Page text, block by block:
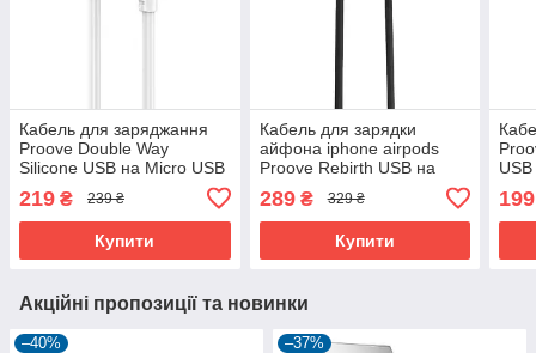
Кабель для заряджання
Proove Double Way
Silicone USB на Micro USB
219 ₴ 239 ₴
Купити
Кабель для зарядки
айфона iphone airpods
Proove Rebirth USB на
289₴ 329 ₴
Купити
199
Акційні пропозиції та новинки
–40% –37%